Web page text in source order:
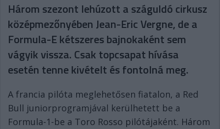
Három szezont lehúzott a száguldó cirkusz
középmezőnyében Jean-Eric Vergne, de a
Formula-E kétszeres bajnokaként sem
vágyik vissza. Csak topcsapat hívása
esetén tenne kivételt és fontolná meg.
A francia pilóta meglehetősen fiatalon, a Red
Bull juniorprogramjával kerülhetett be a
Formula-1-be a Toro Rosso pilótájaként. Három